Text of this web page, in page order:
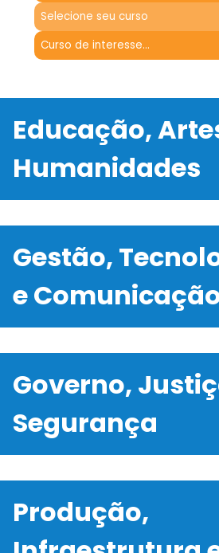
Selecione seu curso
Educação,
Humanidades
Gestão,
e
Governo,
Segurança
Produção,